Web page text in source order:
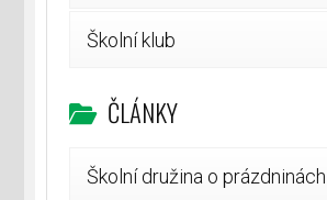
Školní klub
ČLÁNKY
Školní družina o prázdninách